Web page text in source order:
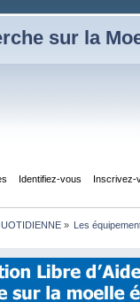
sur la
Identifiez-vous Inscrivez-
» Les